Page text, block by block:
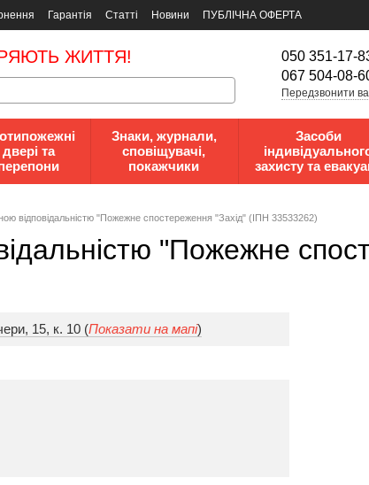
Гарантія Статті Новини
ПУБЛІЧНА ОФЕРТА
ЖИТТЯ!
050 351-17-
067 504-08-
Передзвонити
двері та
Знаки, журнали,
сповіщувачі,
покажчики
Засоби
захисту та
відповідальністю "Пожежне спостереження "Захід" (ІПН 33533262)
"Пожежне
15, к. 10 (Показати на мапі)